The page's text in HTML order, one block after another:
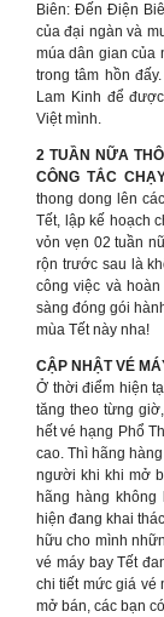
Biên: Đến Điện
của đại ngàn và
múa dân gian của
trong tâm hồn
Lam Kinh để
Việt mình.
2 TUẦN NỮA
CÔNG TẮC
thong dong lên
Tết, lập kế hoạch
vỏn vẹn 02 tuần
rộn trước sau là
công việc và
sàng đóng gói
mùa Tết này nha!
CẬP NHẬT VÉ
Ở thời điểm hiện
tăng theo từng
hết vé hạng Phổ
cao. Thì hãng
người khi khi mở
hãng hàng
hiện đang khai
hữu cho mình
vé máy bay Tết
chi tiết mức giá vé
mở bán, các bạn